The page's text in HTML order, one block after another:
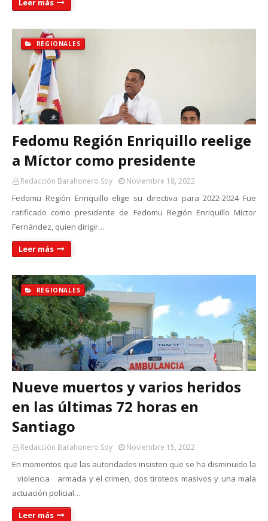
Leer más
REGIONALES
Fedomu Región Enriquillo reelige
a Míctor como presidente
Redacción Barahonero Soy Noviembre 18, 2022
Fedomu Región Enriquillo elige su directiva para 2022-2024 Fue
ratificado como presidente de Fedomu Región Enriquillo Míctor
Fernández, quien dirigir…
Leer más
REGIONALES
Nueve muertos y varios heridos
en las últimas 72 horas en
Santiago
Redacción Barahonero Soy Noviembre 15, 2022
En momentos que las autoridades insisten que se ha disminuido la
violencia armada y el crimen, dos tiroteos masivos y una mala
actuación policial…
Leer más